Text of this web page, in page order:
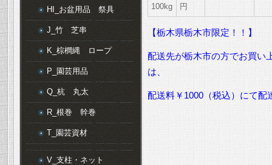
100kg 円
【栃木県栃木市限定！！】
配送先が栃木市の方でお買い
は、
配送料￥1000（税込）にて配
HI_お盆用品 祭具
J_竹 芝串
K_棕櫚縄 ロープ
P_園芸用品
Q_杭 丸太
R_根巻 幹巻
T_園芸資材
V_支柱・ネット